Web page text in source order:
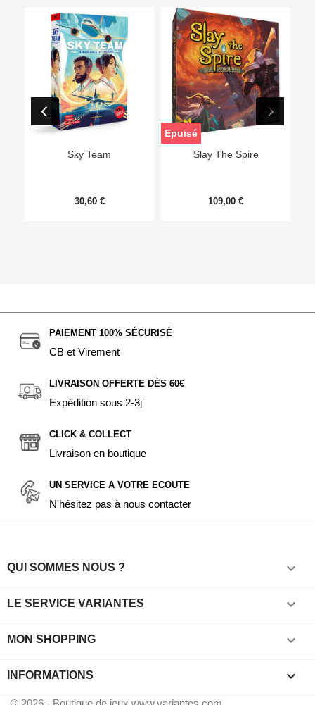
Sky Team
30,60 €
Slay The Spire
109,00 €
Epuisé
PAIEMENT 100% SÉCURISÉ
CB et Virement
LIVRAISON OFFERTE DÈS 60€
Expédition sous 2-3j
CLICK & COLLECT
Livraison en boutique
UN SERVICE A VOTRE ECOUTE
N'hésitez pas à nous contacter
QUI SOMMES NOUS ? 
LE SERVICE VARIANTES 
MON SHOPPING 
INFORMATIONS keyboard_arrow_down